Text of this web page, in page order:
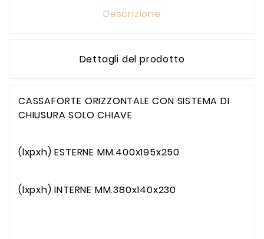
Descrizione
Dettagli del prodotto
CASSAFORTE ORIZZONTALE CON SISTEMA DI
CHIUSURA SOLO CHIAVE
(lxpxh) ESTERNE MM.400x195x250
(lxpxh) INTERNE MM.380x140x230